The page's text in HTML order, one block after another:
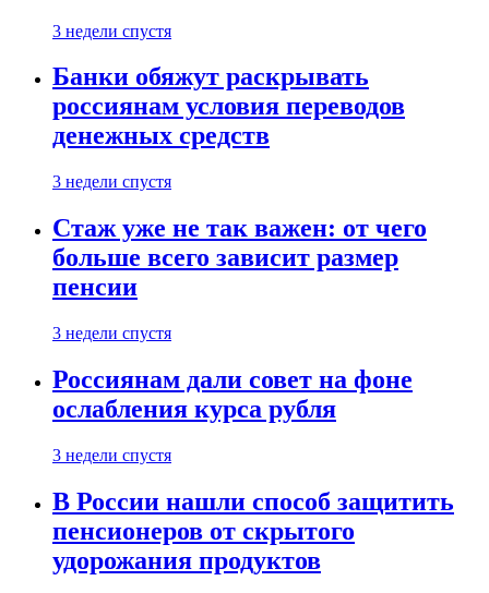
3 недели спустя
Банки обяжут раскрывать
россиянам условия переводов
денежных средств
3 недели спустя
Стаж уже не так важен: от чего
больше всего зависит размер
пенсии
3 недели спустя
Россиянам дали совет на фоне
ослабления курса рубля
3 недели спустя
В России нашли способ защитить
пенсионеров от скрытого
удорожания продуктов